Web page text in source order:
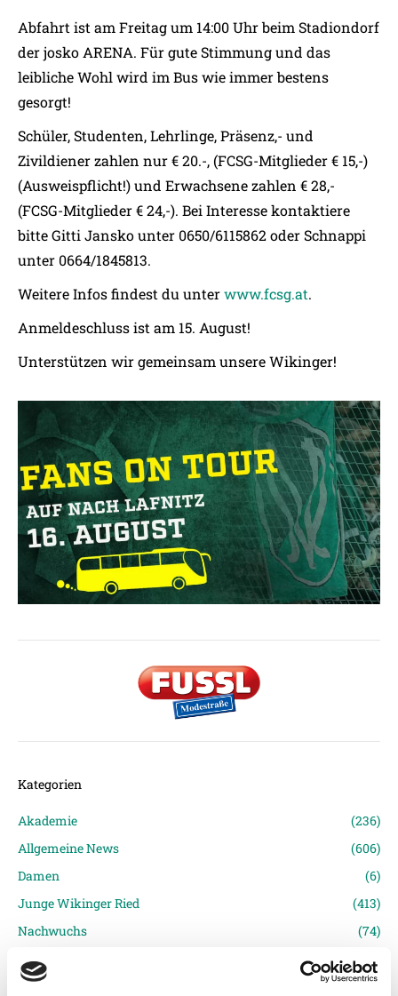
Abfahrt ist am Freitag um 14:00 Uhr beim Stadiondorf
der josko ARENA. Für gute Stimmung und das
leibliche Wohl wird im Bus wie immer bestens
gesorgt!
Schüler, Studenten, Lehrlinge, Präsenz,- und
Zivildiener zahlen nur € 20.-, (FCSG-Mitglieder € 15,-)
(Ausweispflicht!) und Erwachsene zahlen € 28,-
(FCSG-Mitglieder € 24,-). Bei Interesse kontaktiere
bitte Gitti Jansko unter 0650/6115862 oder Schnappi
unter 0664/1845813.
Weitere Infos findest du unterwww.fcsg.at.
Anmeldeschluss ist am 15. August!
Unterstützen wir gemeinsam unsere Wikinger!
Kategorien
Akademie
(236)
Allgemeine News
(606)
Damen
(6)
Junge Wikinger Ried
(413)
Nachwuchs
(74)
Profis
(1316)
Ticketing
(91)